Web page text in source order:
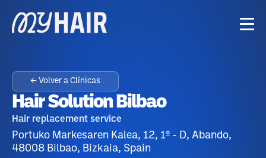
← Volver a Clínicas
Hair Solution Bilbao
Hair replacement service
Portuko Markesaren Kalea, 12, 1º - D, Abando,
48008 Bilbao, Bizkaia, Spain